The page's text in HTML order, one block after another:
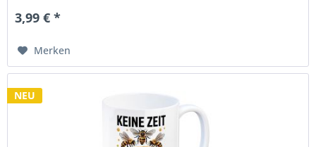
3,99 € *
Merken
NEU